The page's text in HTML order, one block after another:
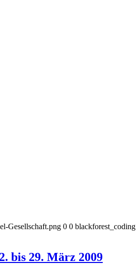
Gesellschaft.png 0 0 blackforest_coding
bis 29. März 2009